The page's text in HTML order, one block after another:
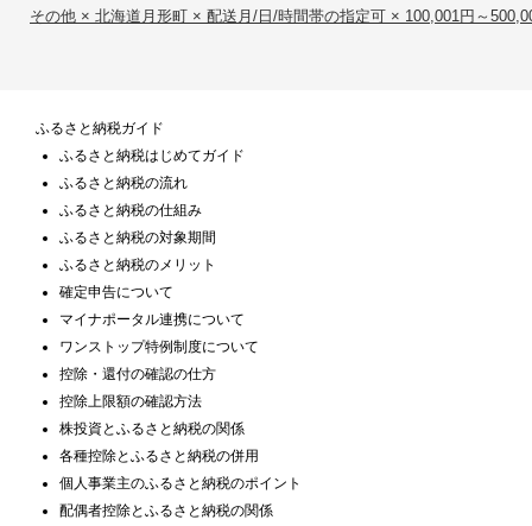
その他 × 北海道月形町 × 配送月/日/時間帯の指定可 × 100,001円～
ふるさと納税ガイド
ふるさと納税はじめてガイド
ふるさと納税の流れ
ふるさと納税の仕組み
ふるさと納税の対象期間
ふるさと納税のメリット
確定申告について
マイナポータル連携について
ワンストップ特例制度について
控除・還付の確認の仕方
控除上限額の確認方法
株投資とふるさと納税の関係
各種控除とふるさと納税の併用
個人事業主のふるさと納税のポイント
配偶者控除とふるさと納税の関係